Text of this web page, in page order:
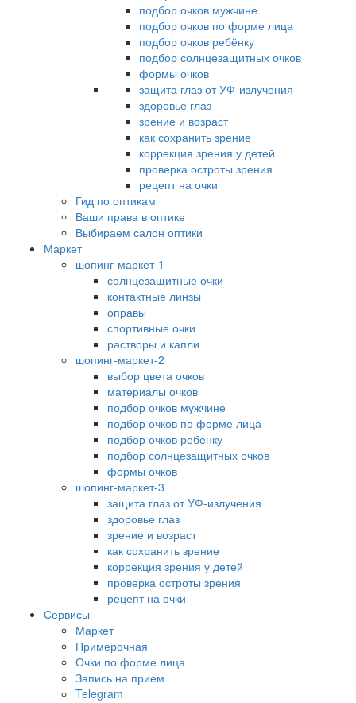
подбор очков мужчине
подбор очков по форме лица
подбор очков ребёнку
подбор солнцезащитных очков
формы очков
защита глаз от УФ-излучения
здоровье глаз
зрение и возраст
как сохранить зрение
коррекция зрения у детей
проверка остроты зрения
рецепт на очки
Гид по оптикам
Ваши права в оптике
Выбираем салон оптики
Маркет
шопинг-маркет-1
солнцезащитные очки
контактные линзы
оправы
спортивные очки
растворы и капли
шопинг-маркет-2
выбор цвета очков
материалы очков
подбор очков мужчине
подбор очков по форме лица
подбор очков ребёнку
подбор солнцезащитных очков
формы очков
шопинг-маркет-3
защита глаз от УФ-излучения
здоровье глаз
зрение и возраст
как сохранить зрение
коррекция зрения у детей
проверка остроты зрения
рецепт на очки
Сервисы
Маркет
Примерочная
Очки по форме лица
Запись на прием
Telegram